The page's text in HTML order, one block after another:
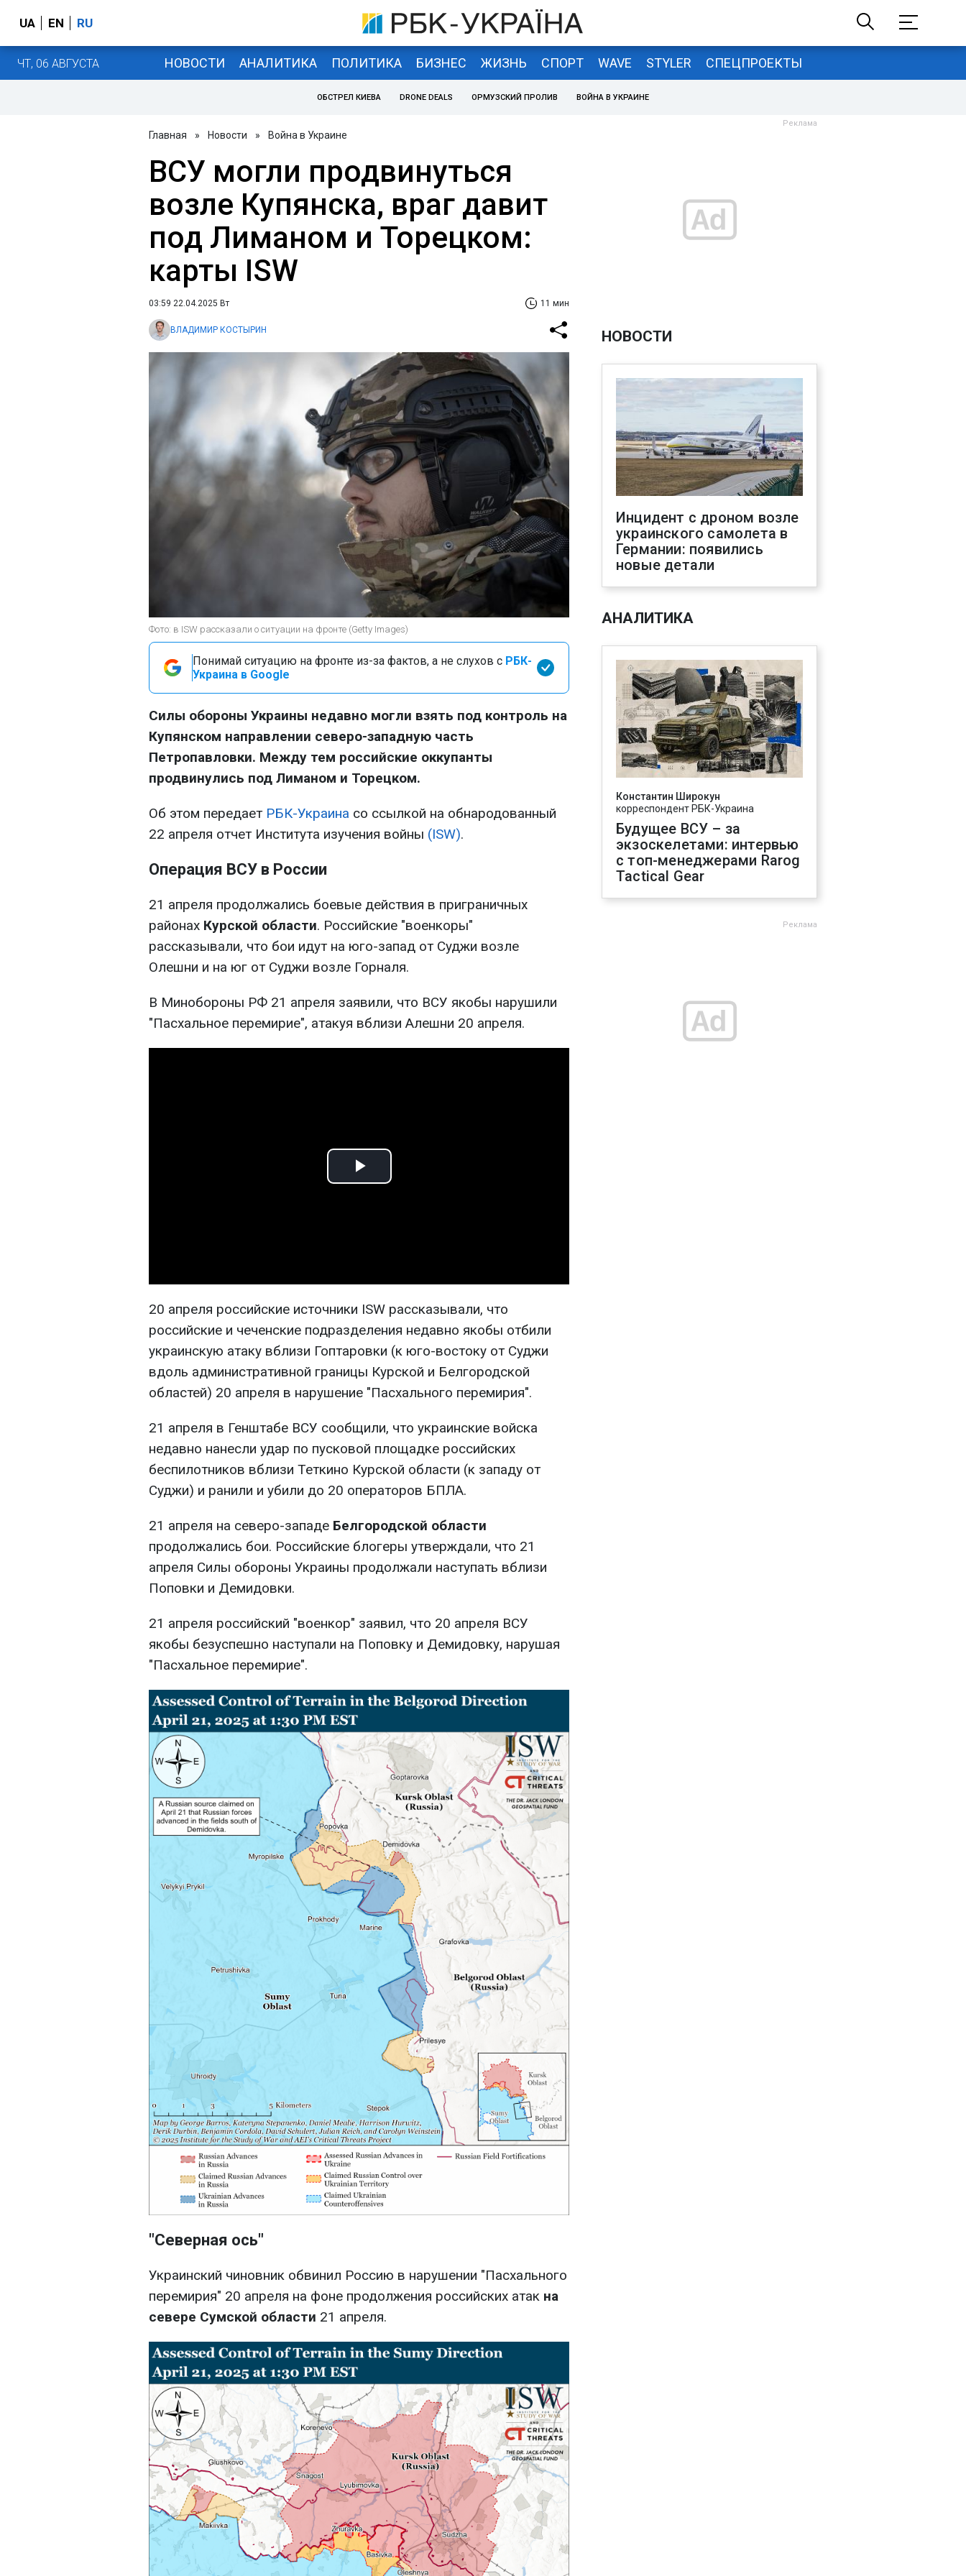
UA EN RU
ЧТ, 06 АВГУСТА НОВОСТИ АНАЛИТИКА ПОЛИТИКА БИЗНЕС ЖИЗНЬ СПОРТ WAVE STYLER СПЕЦПРОЕКТЫ
ОБСТРЕЛ КИЕВА DRONE DEALS ОРМУЗСКИЙ ПРОЛИВ ВОЙНА В УКРАИНЕ
Главная » Новости » Война в Украине
ВСУ могли продвинуться
возле Купянска, враг давит
под Лиманом и Торецком:
карты ISW
03:59 22.04.2025 Вт 11 мин
ВЛАДИМИР КОСТЫРИН
Фото: в ISW рассказали о ситуации на фронте (Getty Images)
Понимай ситуацию на фронте из-за фактов, а не слухов с РБК-
Украина в Google
Силы обороны Украины недавно могли взять под контроль на
Купянском направлении северо-западную часть
Петропавловки. Между тем российские оккупанты
продвинулись под Лиманом и Торецком.
Об этом передает РБК-Украина со ссылкой на обнародованный
22 апреля отчет Института изучения войны (ISW).
Операция ВСУ в России
21 апреля продолжались боевые действия в приграничных
районах Курской области. Российские "военкоры"
рассказывали, что бои идут на юго-запад от Суджи возле
Олешни и на юг от Суджи возле Горналя.
В Минобороны РФ 21 апреля заявили, что ВСУ якобы нарушили
"Пасхальное перемирие", атакуя вблизи Алешни 20 апреля.
Play
20 апреля российские источники ISW рассказывали, что
российские и чеченские подразделения недавно якобы отбили
украинскую атаку вблизи Гоптаровки (к юго-востоку от Суджи
вдоль административной границы Курской и Белгородской
областей) 20 апреля в нарушение "Пасхального перемирия".
21 апреля в Генштабе ВСУ сообщили, что украинские войска
недавно нанесли удар по пусковой площадке российских
беспилотников вблизи Теткино Курской области (к западу от
Суджи) и ранили и убили до 20 операторов БПЛА.
21 апреля на северо-западе Белгородской области
продолжались бои. Российские блогеры утверждали, что 21
апреля Силы обороны Украины продолжали наступать вблизи
Поповки и Демидовки.
21 апреля российский "военкор" заявил, что 20 апреля ВСУ
якобы безуспешно наступали на Поповку и Демидовку, нарушая
"Пасхальное перемирие".
"Северная ось"
Украинский чиновник обвинил Россию в нарушении "Пасхального
перемирия" 20 апреля на фоне продолжения российских атак на
севере Сумской области 21 апреля.
НОВОСТИ
Инцидент с дроном возле
украинского самолета в
Германии: появились
новые детали
АНАЛИТИКА
Константин Широкун
корреспондент РБК-Украина
Будущее ВСУ – за
экзоскелетами: интервью
с топ-менеджерами Rarog
Tactical Gear